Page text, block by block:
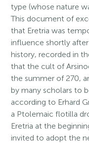
type (whose nature
This document of
that Eretria was
influence shortly
history, recorded in
that the cult of
the summer of 270,
by many scholars to
according to Erhard
a Ptolemaic flotilla
Eretria at the
invited to adopt the